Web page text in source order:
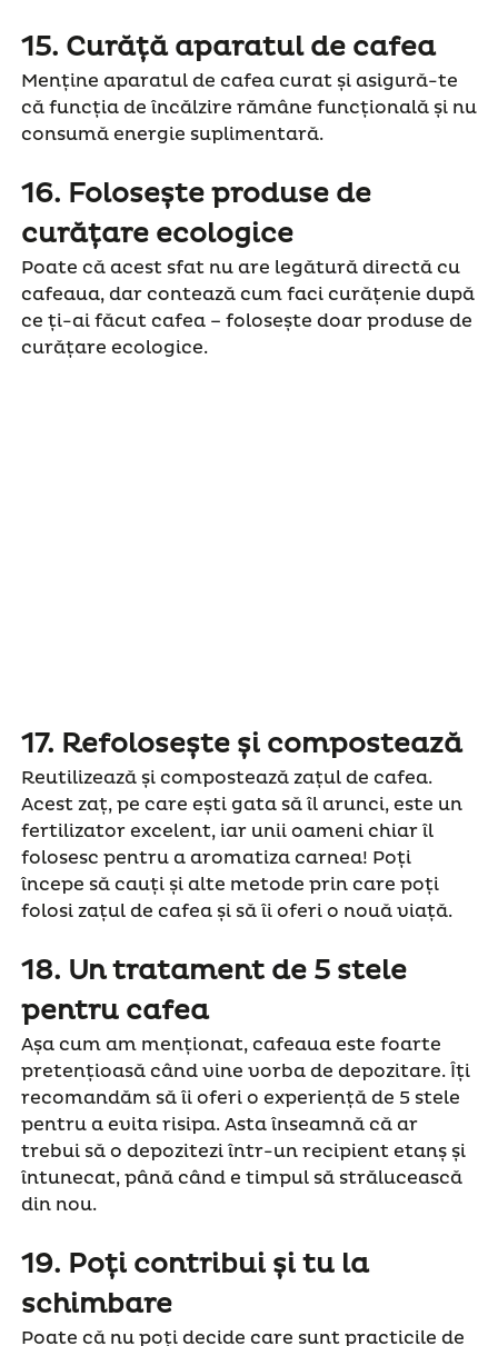
15. Curăță aparatul de cafea
Menține aparatul de cafea curat și asigură-te
că funcția de încălzire rămâne funcțională și nu
consumă energie suplimentară.
16. Folosește produse de
curățare ecologice
Poate că acest sfat nu are legătură directă cu
cafeaua, dar contează cum faci curățenie după
ce ți-ai făcut cafea – folosește doar produse de
curățare ecologice.
17. Refolosește și compostează
Reutilizează și compostează zațul de cafea.
Acest zaț, pe care ești gata să îl arunci, este un
fertilizator excelent, iar unii oameni chiar îl
folosesc pentru a aromatiza carnea! Poți
începe să cauți și alte metode prin care poți
folosi zațul de cafea și să îi oferi o nouă viață.
18. Un tratament de 5 stele
pentru cafea
Așa cum am menționat, cafeaua este foarte
pretențioasă când vine vorba de depozitare. Îți
recomandăm să îi oferi o experiență de 5 stele
pentru a evita risipa. Asta înseamnă că ar
trebui să o depozitezi într-un recipient etanș și
întunecat, până când e timpul să strălucească
din nou.
19. Poți contribui și tu la
schimbare
Poate că nu poți decide care sunt practicile de